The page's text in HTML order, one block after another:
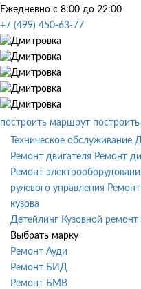
Ежедневно с 8:00 до 22:00
+7 (499) 450-63-77
построить маршрут
Техническое обслуживание
Ремонт двигателя Ремонт
Ремонт
рулевого управления
кузова
Детейлинг Кузовной ремонт
Выбрать марку
Ремонт Ауди
Ремонт БИД
Ремонт БМВ